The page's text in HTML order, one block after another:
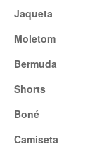
Jaqueta
Moletom
Bermuda
Shorts
Boné
Camiseta